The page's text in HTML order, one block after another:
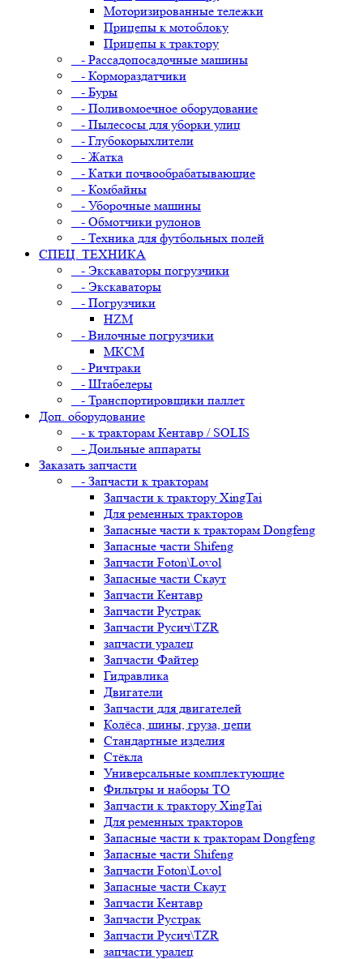
Моторизированные тележки
Прицепы к мотоблоку
Прицепы к трактору
- Рассадопосадочные машины
- Кормораздатчики
- Буры
- Поливомоечное оборудование
- Пылесосы для уборки улиц
- Глубокорыхлители
- Жатка
- Катки почвообрабатывающие
- Комбайны
- Уборочные машины
- Обмотчики рулонов
- Техника для футбольных полей
СПЕЦ. ТЕХНИКА
- Экскаваторы погрузчики
- Экскаваторы
- Погрузчики
HZM
- Вилочные погрузчики
МКСМ
- Ричтраки
- Штабелеры
- Транспортировщики паллет
Доп. оборудование
- к тракторам Кентавр / SOLIS
- Доильные аппараты
Заказать запчасти
- Запчасти к тракторам
Запчасти к трактору XingTai
Для ременных тракторов
Запасные части к тракторам Dongfeng
Запасные части Shifeng
Запчасти Foton\Lovol
Запасные части Скаут
Запчасти Кентавр
Запчасти Рустрак
Запчасти Русич\TZR
запчасти уралец
Запчасти Файтер
Гидравлика
Двигатели
Запчасти для двигателей
Колёса, шины, груза, цепи
Стандартные изделия
Стёкла
Универсальные комплектующие
Фильтры и наборы ТО
Запчасти к трактору XingTai
Для ременных тракторов
Запасные части к тракторам Dongfeng
Запасные части Shifeng
Запчасти Foton\Lovol
Запасные части Скаут
Запчасти Кентавр
Запчасти Рустрак
Запчасти Русич\TZR
запчасти уралец